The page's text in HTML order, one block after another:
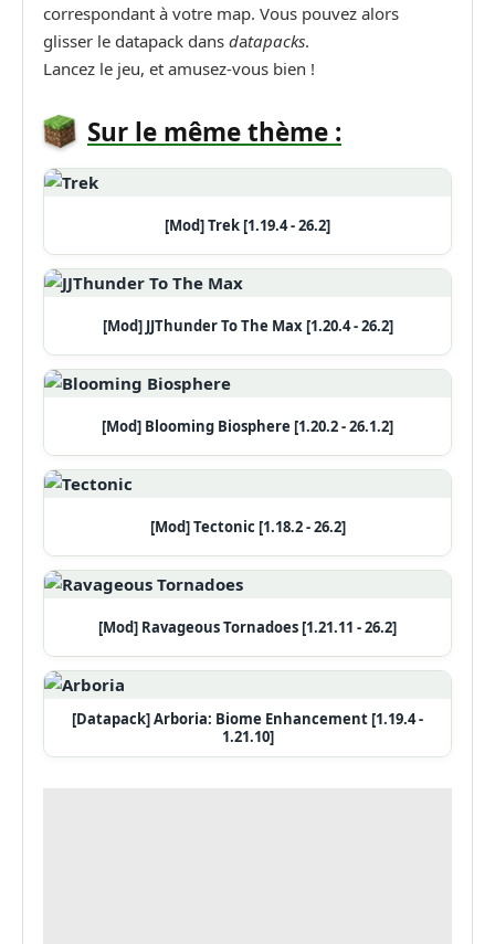
correspondant à votre map. Vous pouvez alors
glisser le datapack dans datapacks.
Lancez le jeu, et amusez-vous bien !
Sur le même thème :
[Mod] Trek [1.19.4 - 26.2]
[Mod] JJThunder To The Max [1.20.4 - 26.2]
[Mod] Blooming Biosphere [1.20.2 - 26.1.2]
[Mod] Tectonic [1.18.2 - 26.2]
[Mod] Ravageous Tornadoes [1.21.11 - 26.2]
[Datapack] Arboria: Biome Enhancement [1.19.4 -
1.21.10]